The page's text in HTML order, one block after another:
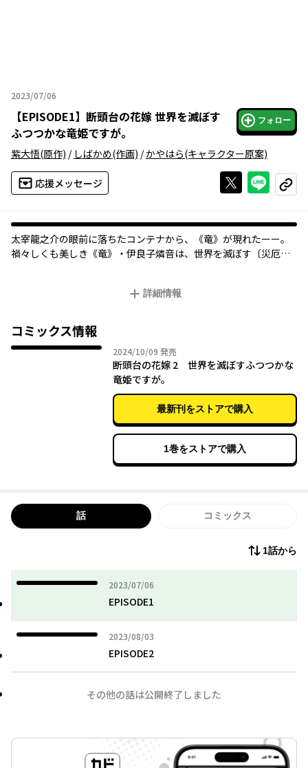
2023/07/06
2023年07月06日
【EPISODE1】 断頭台の花嫁 世界を滅ぼす
ふつつかな竜姫ですが。
フォロー
紫大悟(原作) / しばかめ(作画) /かやはら(キャラクター原案)
応援メッセージ Xで投稿する
ライン
コピー
太宰龍之介の眼前に落ちたコンテナから、《竜》が現れたーー。
禍々しくも美しき《竜》・伊良子燐音は、世界を滅ぼす〔災厄〕
大きく変わろうとしていた。
詳細情報
コミックス情報
2024/10/09 2024年10月09日
発売
断頭台の花嫁 2 世界を滅ぼすふつつかな
竜姫ですが。
最新刊をストアで購入
1巻をストアで購入
話 コミックス
1話から
2023/07/06
2023年07月06日
EPISODE1
2023/08/03
2023年08月03日
EPISODE2
その他の話は公開終了しました